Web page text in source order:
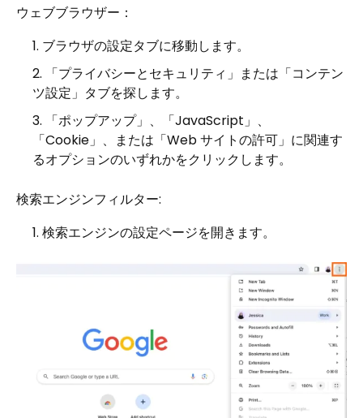
ウェブブラウザー：
ブラウザの設定タブに移動します。
「プライバシーとセキュリティ」または「コンテン
ツ設定」タブを探します。
「ポップアップ」、「JavaScript」、
「Cookie」、または「Web サイトの許可」に関連す
るオプションのいずれかをクリックします。
検索エンジンフィルター:
検索エンジンの設定ページを開きます。